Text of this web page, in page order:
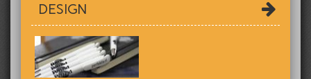
DESIGN